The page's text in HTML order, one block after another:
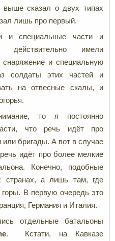
сказал о двух типах
лишь про первый.
и специальные части и
действительно имели
снаряжение и специальную
солдаты этих частей и
на отвесные скалы, и
то я постоянно
что речь идёт про
или бригады. А вот в случае
идёт про более мелкие
Конечно, подобные
странах, а лишь там, где
В первую очередь это
Германия и Италия.
отдельные батальоны
. Кстати, на Кавказе